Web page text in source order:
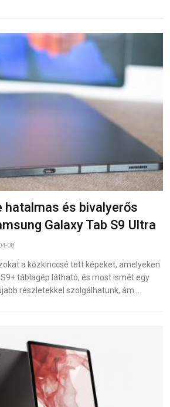
hatalmas és bivalyerős
Galaxy Tab S9 Ultra
08
a közkinccsé tett képeket, amelyeken
táblagép látható, és most ismét egy
részletekkel szolgálhatunk, ám…